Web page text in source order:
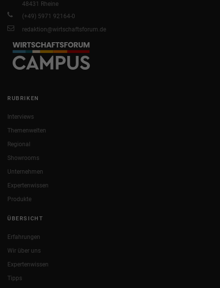
48431 Rheine
(+49) 5971 92164-0
redaktion@wirtschaftsforum.de
RUBRIKEN
Interviews
Themenwelten
Regional
Showrooms
Unternehmen
Expertenwissen
Produkte
ÜBERSICHT
Erfahrungen
Wir über uns
Expertenwissen
Tipps